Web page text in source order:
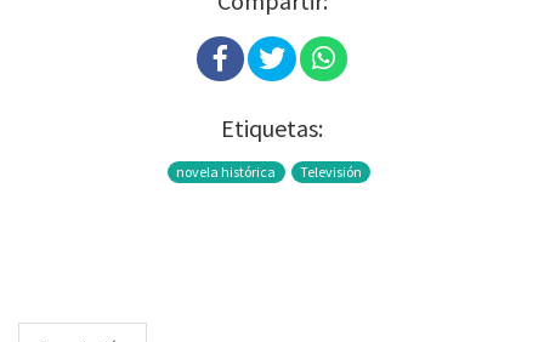
Etiquetas:
novela histórica Televisión